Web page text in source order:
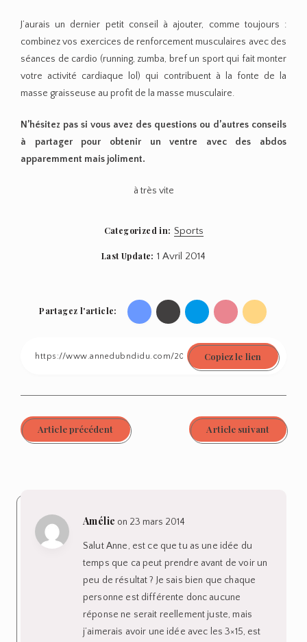
J’aurais un dernier petit conseil à ajouter, comme toujours :
combinez vos exercices de renforcement musculaires avec des
séances de cardio (running, zumba, bref un sport qui fait monter
votre activité cardiaque lol) qui contribuent à la fonte de la
masse graisseuse au profit de la masse musculaire.
N’hésitez pas si vous avez des questions ou d’autres conseils
à partager pour obtenir un ventre avec des abdos
apparemment mais joliment.
à très vite
Categorized in: Sports
Last Update: 1 Avril 2014
Partagez l'article: Share
Facebook
Share
Twitter
Share
Linkedin
Share
Pinterest
Share
Email
Copiez le lien
Article précédent Article suivant
Amélie on 23 mars 2014
Salut Anne, est ce que tu as une idée du
temps que ca peut prendre avant de voir un
peu de résultat ? Je sais bien que chaque
personne est différente donc aucune
réponse ne serait reellement juste, mais
j’aimerais avoir une idée avec les 3×15, est